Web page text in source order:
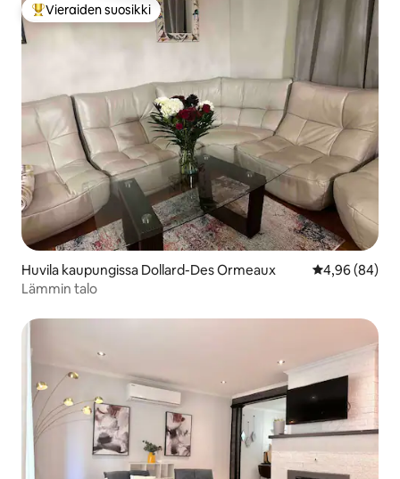
Vieraiden suosikkien parhaimmistoa
Vieraiden suosikki
Huvila kaupungissa Dollard-Des Ormeaux
4,96 (84)
Lämmin talo